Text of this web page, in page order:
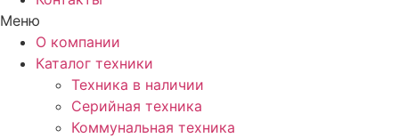
Меню
О компании
Каталог техники
Техника в наличии
Серийная техника
Коммунальная техника